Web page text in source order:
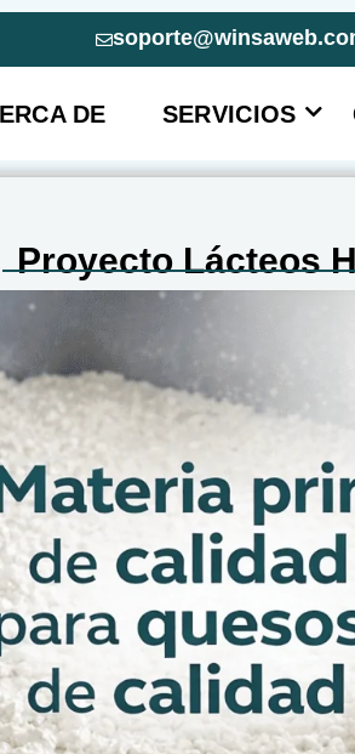
DE SERVICIOS
Proyecto Lácteos